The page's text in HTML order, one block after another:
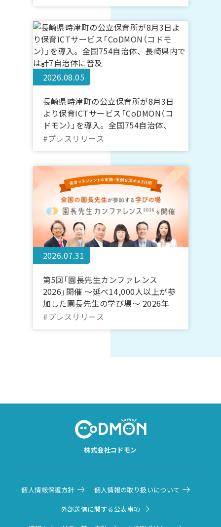
2026.08.05
長崎県時津町の公立保育所が8月3日
より保育ICTサービス「CoDMON（コ
ドモン）」を導入。全国754自治体、
長崎県内では計7自治体に普及
#プレスリリース
2026.07.31
第5回「園長先生カンファレンス
2026」開催 ～延べ14,000人以上が参
加した園長先生の学び場～ 2026年
10月20日～22日＠オンライン｜コド
#プレスリリース
株式会社コドモン
個人情報保護方針 個人情報の取り扱いについて
外部送信に関する公表事項